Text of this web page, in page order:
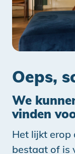
Oeps,
We
vinden
Het lijkt erop
bestaat of is